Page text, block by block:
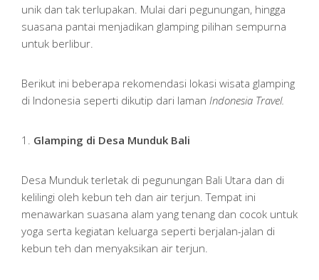
unik dan tak terlupakan. Mulai dari pegunungan, hingga
suasana pantai menjadikan glamping pilihan sempurna
untuk berlibur.
Berikut ini beberapa rekomendasi lokasi wisata glamping
di Indonesia seperti dikutip dari laman Indonesia Travel.
1. Glamping di Desa Munduk Bali
Desa Munduk terletak di pegunungan Bali Utara dan di
kelilingi oleh kebun teh dan air terjun. Tempat ini
menawarkan suasana alam yang tenang dan cocok untuk
yoga serta kegiatan keluarga seperti berjalan-jalan di
kebun teh dan menyaksikan air terjun.